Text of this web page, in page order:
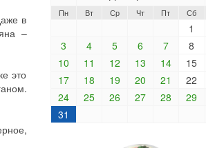
в
–
это
Пн Вт Ср Чт Пт Сб
1
3
4 5 6 7 8
10
11 12 13 14 15
17
18 19 20 21 22
24
25 26 27 28 29
31